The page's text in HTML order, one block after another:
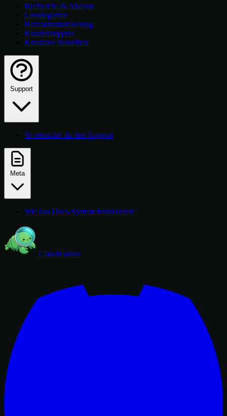
Recherche & Analyse
Lernbegleiter
Heimautomatisierung
Kundensupport
Kreatives Schreiben
Support
So erreichst du den Support
Meta
Wie das Docs-System funktioniert
ClawHosters